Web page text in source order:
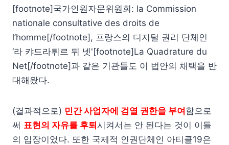
[footnote]국가인원자문위원회: la Commission
nationale consultative des droits de
l’homme[/footnote], 프랑스의 디지털 권리 단체인
‘라 캬드라튀르 뒤 넷'[footnote]La Quadrature du
Net[/footnote]과 같은 기관들도 이 법안의 채택을 반
대해왔다.
(결과적으로) 민간 사업자에 검열 권한을 부여함으로
써 표현의 자유를 후퇴시켜서는 안 된다는 것이 이들
의 입장이었다. 또한 국제적 인권단체인 아티클19은